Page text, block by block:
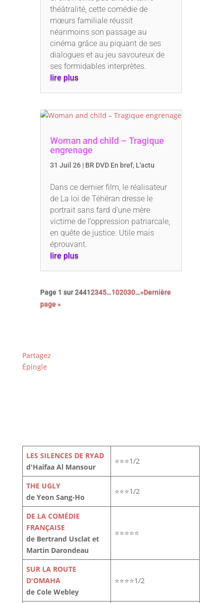
théâtralité, cette comédie de
mœurs familiale réussit
néanmoins son passage au
cinéma grâce au piquant de ses
dialogues et au jeu savoureux de
ses formidables interprètes.
lire plus
Woman and child – Tragique
engrenage
31 Juil 26| BR DVD En bref, L'actu
Dans ce dernier film, le réalisateur
de La loi de Téhéran dresse le
portrait sans fard d’une mère
victime de l’oppression patriarcale,
en quête de justice. Utile mais
éprouvant.
lire plus
Page 1 sur 24412345…102030…»Dernière
page »
Partagez
Épingle
LES SILENCES DE RYAD
d'Haifaa Al Mansour
⭐⭐⭐1/2
THE UGLY
de Yeon Sang-Ho
⭐⭐⭐1/2
DE LA COMÉDIE
FRANÇAISE
de Bertrand Usclat et
Martin Darondeau
⭐⭐⭐⭐⭐
SUR LA ROUTE
D'OMAHA
de Cole Webley
⭐⭐⭐⭐1/2